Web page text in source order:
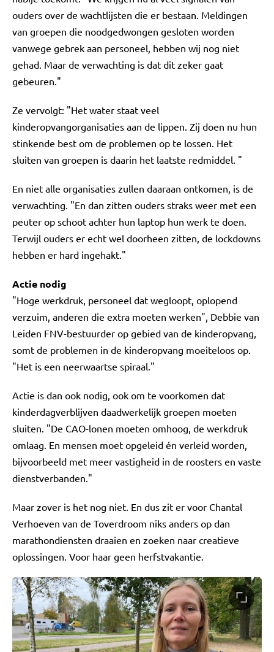
ouders over de wachtlijsten die er bestaan. Meldingen
van groepen die noodgedwongen gesloten worden
vanwege gebrek aan personeel, hebben wij nog niet
gehad. Maar de verwachting is dat dit zeker gaat
gebeuren."
Ze vervolgt: "Het water staat veel
kinderopvangorganisaties aan de lippen. Zij doen nu hun
stinkende best om de problemen op te lossen. Het
sluiten van groepen is daarin het laatste redmiddel. "
En niet alle organisaties zullen daaraan ontkomen, is de
verwachting. "En dan zitten ouders straks weer met een
peuter op schoot achter hun laptop hun werk te doen.
Terwijl ouders er echt wel doorheen zitten, de lockdowns
hebben er hard ingehakt."
Actie nodig
"Hoge werkdruk, personeel dat wegloopt, oplopend
verzuim, anderen die extra moeten werken", Debbie van
Leiden FNV-bestuurder op gebied van de kinderopvang,
somt de problemen in de kinderopvang moeiteloos op.
"Het is een neerwaartse spiraal."
Actie is dan ook nodig, ook om te voorkomen dat
kinderdagverblijven daadwerkelijk groepen moeten
sluiten. "De CAO-lonen moeten omhoog, de werkdruk
omlaag. En mensen moet opgeleid én verleid worden,
bijvoorbeeld met meer vastigheid in de roosters en vaste
dienstverbanden."
Maar zover is het nog niet. En dus zit er voor Chantal
Verhoeven van de Toverdroom niks anders op dan
marathondiensten draaien en zoeken naar creatieve
oplossingen. Voor haar geen herfstvakantie.